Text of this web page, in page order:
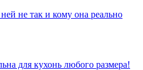
не так и кому она реально
для кухонь любого размера!